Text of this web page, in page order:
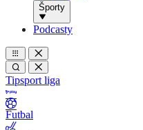
Športy
Podcasty
Tipsport liga
Futbal